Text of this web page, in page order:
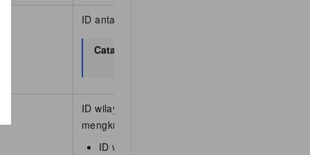
ID antarmuka jaringan (NIC).
Catatan
ID wilayah. Anda dapat memanggil
mengkueri daftar wilayah terbaru.
ID wilayah bersifat opsional saat